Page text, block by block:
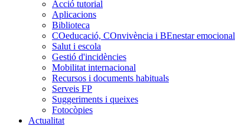
Acció tutorial
Aplicacions
Biblioteca
COeducació, COnvivència i BEnestar emocional
Salut i escola
Gestió d'incidències
Mobilitat internacional
Recursos i documents habituals
Serveis FP
Suggeriments i queixes
Fotocòpies
Actualitat